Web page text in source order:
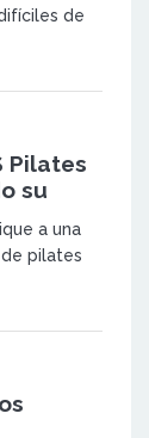
de
Los in
Pilates
su
una
en
a una
pilates